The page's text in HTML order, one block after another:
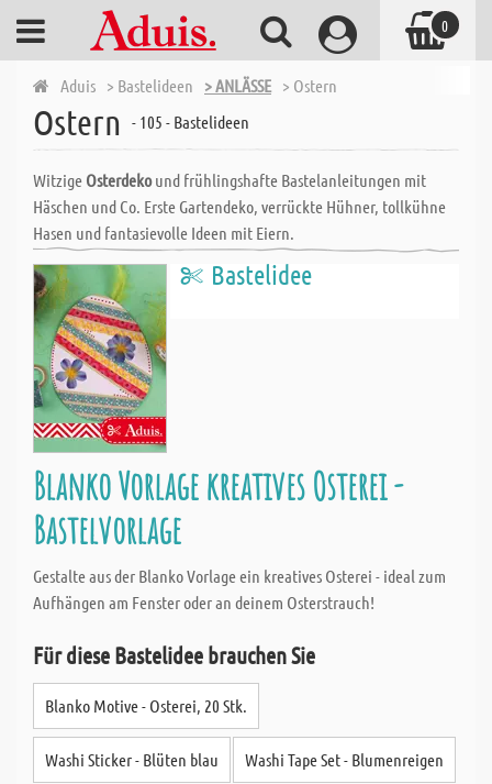
Aduis > Bastelideen > ANLÄSSE > Ostern
Ostern - 105 - Bastelideen
Witzige Osterdekound frühlingshafte Bastelanleitungen mit
Häschen und Co. Erste Gartendeko, verrückte Hühner, tollkühne
Hasen und fantasievolle Ideen mit Eiern.
Bastelidee
Blanko Vorlage kreatives Osterei -
Bastelvorlage
Gestalte aus der Blanko Vorlage ein kreatives Osterei - ideal zum
Aufhängen am Fenster oder an deinem Osterstrauch!
Für diese Bastelidee brauchen Sie
Blanko Motive - Osterei, 20 Stk.
Washi Sticker - Blüten blau Washi Tape Set - Blumenreigen
0